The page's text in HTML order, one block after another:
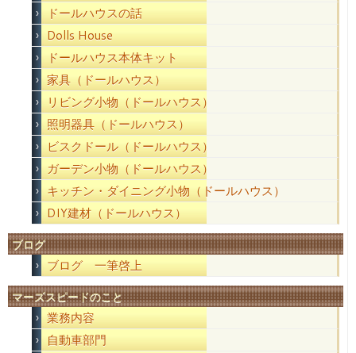
ドールハウスの話
Dolls House
ドールハウス本体キット
家具（ドールハウス）
リビング小物（ドールハウス）
照明器具（ドールハウス）
ビスクドール（ドールハウス）
ガーデン小物（ドールハウス）
キッチン・ダイニング小物（ドールハウス）
DIY建材（ドールハウス）
ブログ
ブログ 一筆啓上
マーズスピードのこと
業務内容
自動車部門